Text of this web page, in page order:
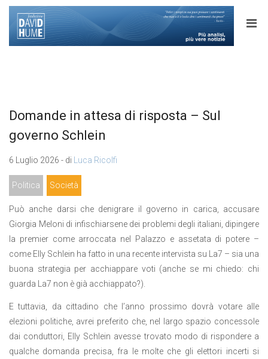
Domande in attesa di risposta – Sul
governo Schlein
6 Luglio 2026 - di Luca Ricolfi
Politica Società
Può anche darsi che denigrare il governo in carica, accusare
Giorgia Meloni di infischiarsene dei problemi degli italiani, dipingere
la premier come arroccata nel Palazzo e assetata di potere –
come Elly Schlein ha fatto in una recente intervista su La7 – sia una
buona strategia per acchiappare voti (anche se mi chiedo: chi
guarda La7 non è già acchiappato?).
E tuttavia, da cittadino che l’anno prossimo dovrà votare alle
elezioni politiche, avrei preferito che, nel largo spazio concessole
dai conduttori, Elly Schlein avesse trovato modo di rispondere a
qualche domanda precisa, fra le molte che gli elettori incerti si